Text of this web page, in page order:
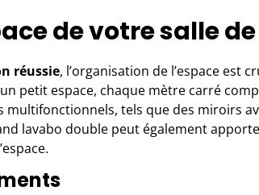
de votre salle
réussie, l’organisation de l’espace est
petit espace, chaque mètre carré
multifonctionnels, tels que des miroirs
lavabo double peut également